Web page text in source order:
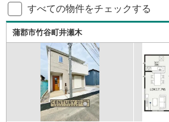
すべての物件をチェックする
蒲郡市竹谷町井瀬木